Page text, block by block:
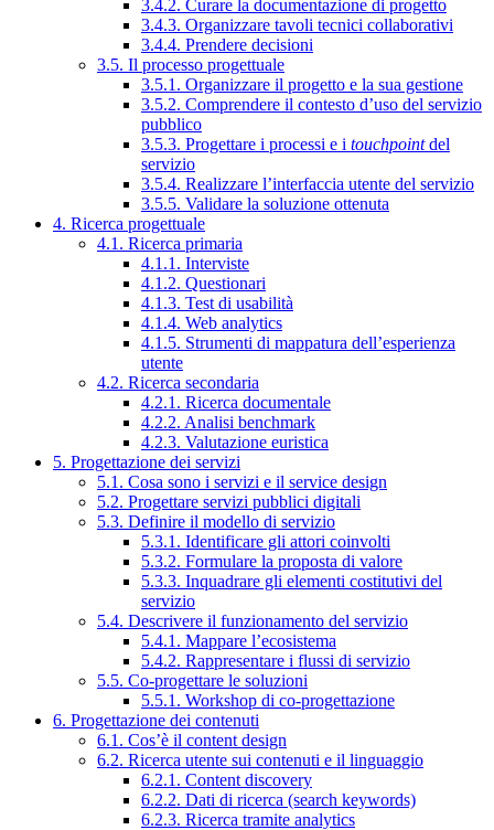
3.4.2. Curare la documentazione di progetto
3.4.3. Organizzare tavoli tecnici collaborativi
3.4.4. Prendere decisioni
3.5. Il processo progettuale
3.5.1. Organizzare il progetto e la sua gestione
3.5.2. Comprendere il contesto d’uso del servizio
pubblico
3.5.3. Progettare i processi e i touchpointdel
servizio
3.5.4. Realizzare l’interfaccia utente del servizio
3.5.5. Validare la soluzione ottenuta
4. Ricerca progettuale
4.1. Ricerca primaria
4.1.1. Interviste
4.1.2. Questionari
4.1.3. Test di usabilità
4.1.4. Web analytics
4.1.5. Strumenti di mappatura dell’esperienza
utente
4.2. Ricerca secondaria
4.2.1. Ricerca documentale
4.2.2. Analisi benchmark
4.2.3. Valutazione euristica
5. Progettazione dei servizi
5.1. Cosa sono i servizi e il service design
5.2. Progettare servizi pubblici digitali
5.3. Definire il modello di servizio
5.3.1. Identificare gli attori coinvolti
5.3.2. Formulare la proposta di valore
5.3.3. Inquadrare gli elementi costitutivi del
servizio
5.4. Descrivere il funzionamento del servizio
5.4.1. Mappare l’ecosistema
5.4.2. Rappresentare i flussi di servizio
5.5. Co-progettare le soluzioni
5.5.1. Workshop di co-progettazione
6. Progettazione dei contenuti
6.1. Cos’è il content design
6.2. Ricerca utente sui contenuti e il linguaggio
6.2.1. Content discovery
6.2.2. Dati di ricerca (search keywords)
6.2.3. Ricerca tramite analytics